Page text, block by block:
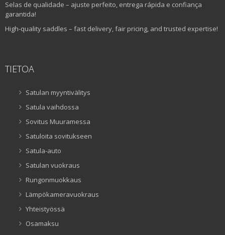
Selas de qualidade – ajuste perfeito, entrega rápida e confiança
garantida!
High-quality saddles – fast delivery, fair pricing, and trusted expertise!
TIETOA
Satulan myyntivälitys
Satula vaihdossa
Sovitus Muuramessa
Satuloita sovitukseen
Satula-auto
Satulan vuokraus
Rungonmuokkaus
Lämpökameravuokraus
Yhteistyössä
Osamaksu